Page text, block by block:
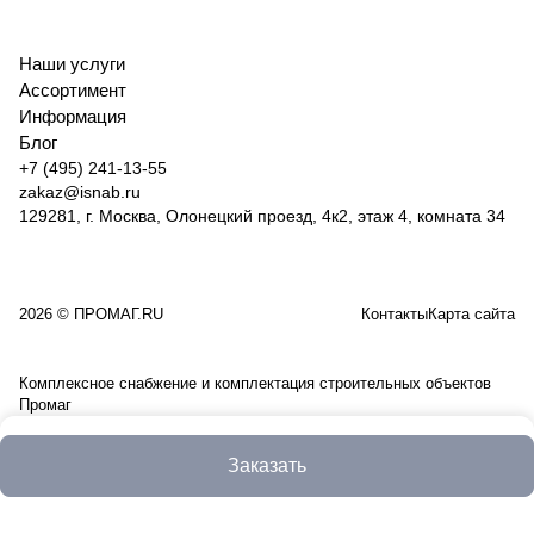
Заказать
Наши услуги
Ассортимент
Информация
Блог
+7 (495) 241-13-55
zakaz@isnab.ru
129281, г. Москва, Олонецкий проезд, 4к2, этаж 4, комната 34
2026 © ПРОМАГ.RU КонтактыКарта сайта
Комплексное снабжение и комплектация строительных объектов
Промаг